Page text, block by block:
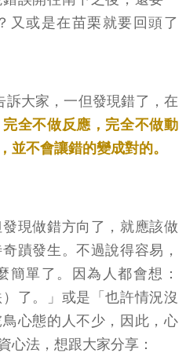
又或是在苗栗就要回頭了
訴大家，一但發現錯了，在
完全不做反應，完全不做動
並不會讓錯的變成對的。
現做錯方向了，就應該做
蹟發生。不過說得容易，
簡單了。因為人都會想：
了。」或是「也許情況沒
心態的人不少，因此，心
心法，想跟大家分享：